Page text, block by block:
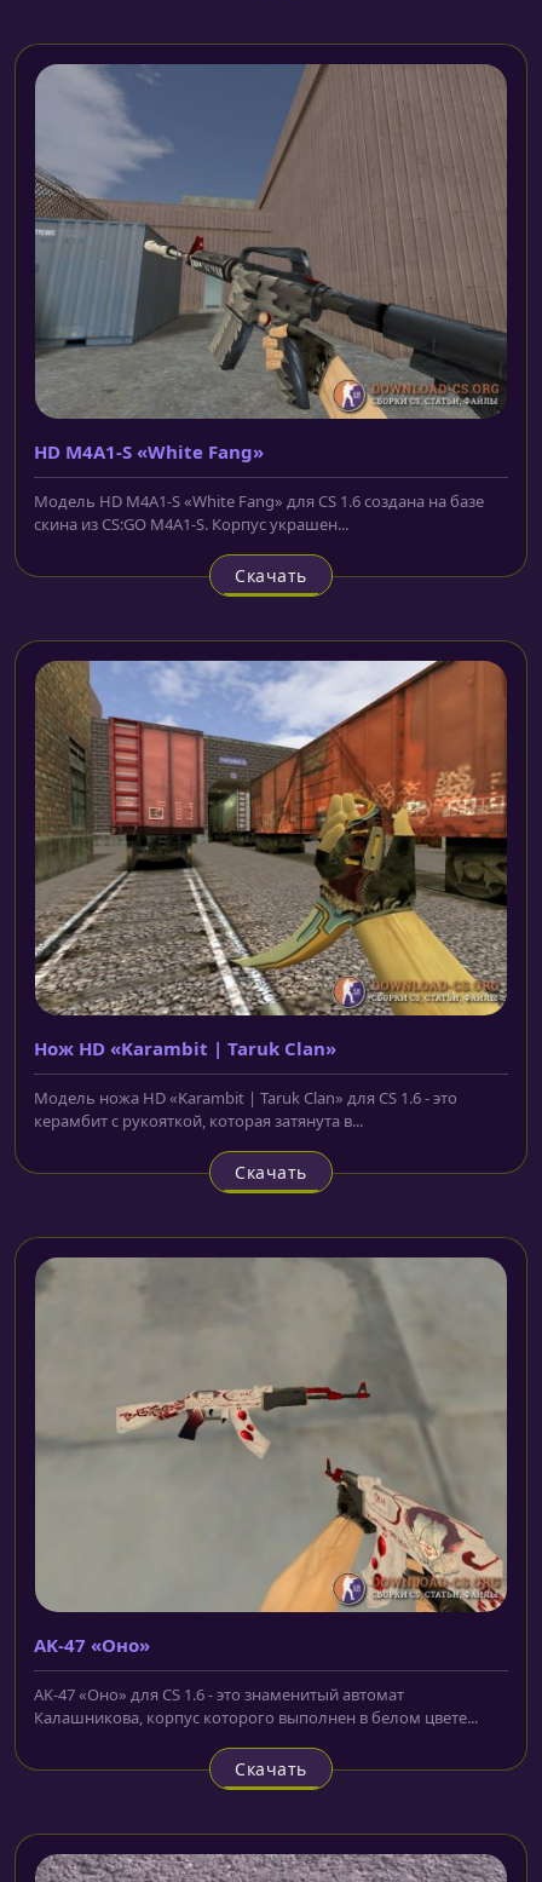
HD M4A1-S «White Fang»
Модель HD M4A1-S «White Fang» для CS 1.6 создана на базе
скина из CS:GO M4A1-S. Корпус украшен...
Скачать
Нож HD «Karambit | Taruk Clan»
Модель ножа HD «Karambit | Taruk Clan» для CS 1.6 - это
керамбит с рукояткой, которая затянута в...
Скачать
AK-47 «Оно»
AK-47 «Оно» для CS 1.6 - это знаменитый автомат
Калашникова, корпус которого выполнен в белом цвете...
Скачать